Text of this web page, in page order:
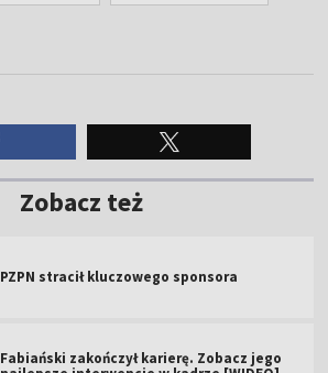
Zobacz też
PZPN stracił kluczowego sponsora
Fabiański zakończył karierę. Zobacz jego